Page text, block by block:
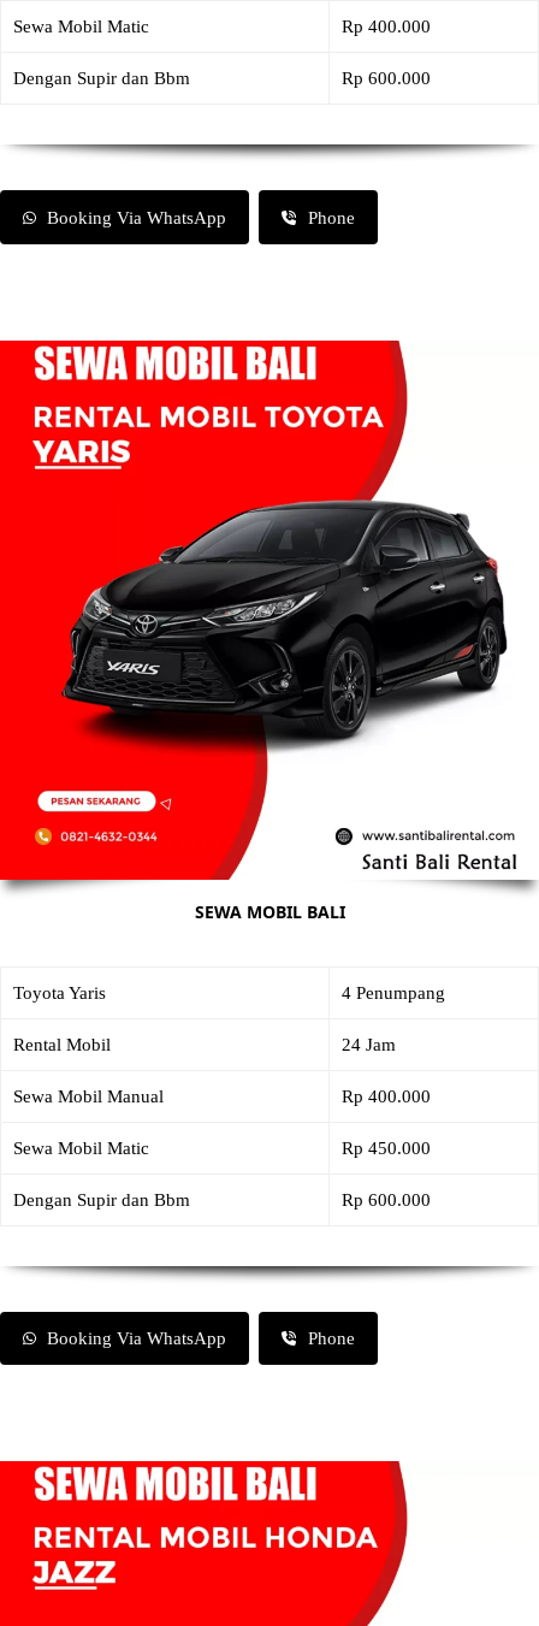
Sewa Mobil Matic Rp 400.000
Dengan Supir dan Bbm Rp 600.000
Booking Via WhatsApp Phone
SEWA MOBIL BALI
Toyota Yaris 4 Penumpang
Rental Mobil 24 Jam
Sewa Mobil Manual Rp 400.000
Sewa Mobil Matic Rp 450.000
Dengan Supir dan Bbm Rp 600.000
Booking Via WhatsApp Phone